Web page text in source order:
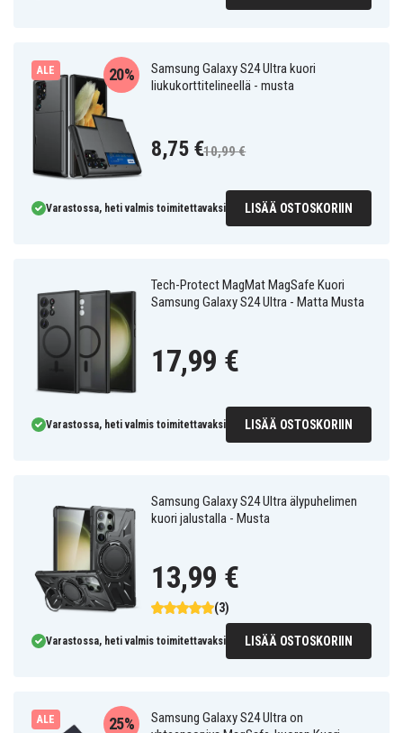
ALE
Samsung Galaxy S24 Ultra kuori
liukukorttitelineellä - musta
20%
8,75 €10,99 €
Varastossa, heti valmis toimitettavaksi LISÄÄ OSTOSKORIIN
Tech-Protect MagMat MagSafe Kuori
Samsung Galaxy S24 Ultra - Matta Musta
17,99 €
Varastossa, heti valmis toimitettavaksi LISÄÄ OSTOSKORIIN
Samsung Galaxy S24 Ultra älypuhelimen
kuori jalustalla - Musta
(3)
13,99 €
Varastossa, heti valmis toimitettavaksi LISÄÄ OSTOSKORIIN
ALE
Samsung Galaxy S24 Ultra on
25%